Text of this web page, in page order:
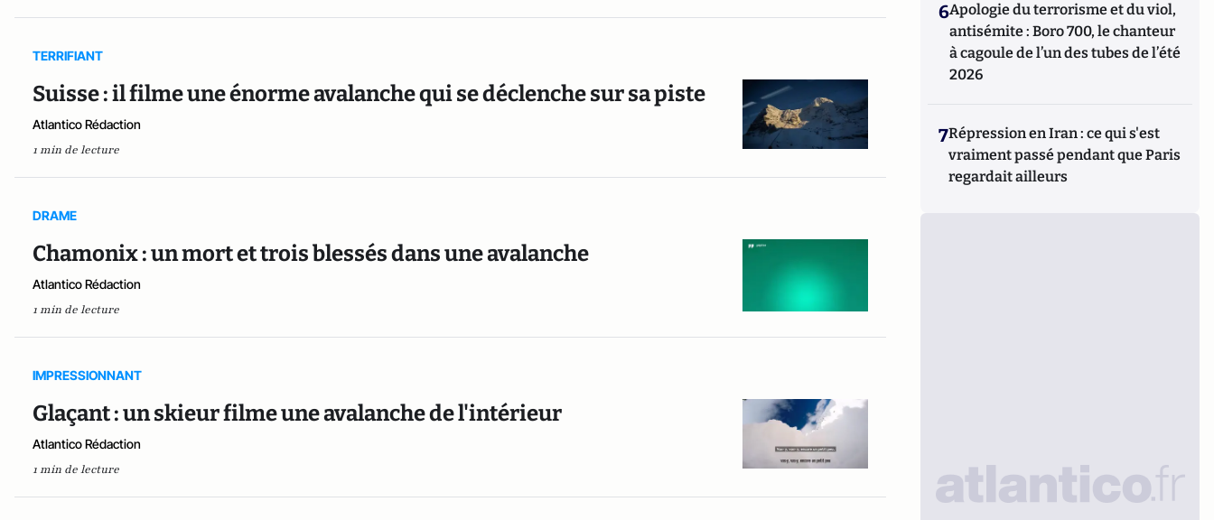
TERRIFIANT
Suisse : il filme une énorme avalanche qui se déclenche sur sa piste
Atlantico Rédaction
1 min de lecture
DRAME
Chamonix : un mort et trois blessés dans une avalanche
Atlantico Rédaction
1 min de lecture
IMPRESSIONNANT
Glaçant : un skieur filme une avalanche de l'intérieur
Atlantico Rédaction
1 min de lecture
6Apologie du terrorisme et du viol,
antisémite : Boro 700, le chanteur
à cagoule de l’un des tubes de l’été
2026
7Répression en Iran : ce qui s'est
vraiment passé pendant que Paris
regardait ailleurs